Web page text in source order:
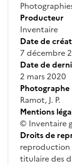
Producteur
Inventaire
Date de
7 décembre
Date de
2 mars 2020
Photographe
Ramot, J. P.
Mentions
© Inventaire
Droits de
reproduction
titulaire des